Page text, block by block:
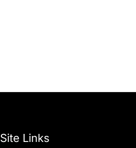
Site Links